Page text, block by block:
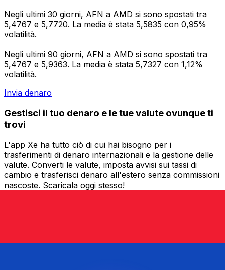
Negli ultimi 30 giorni, AFN a AMD si sono spostati tra
5,4767 e 5,7720. La media è stata 5,5835 con 0,95%
volatilità.
Negli ultimi 90 giorni, AFN a AMD si sono spostati tra
5,4767 e 5,9363. La media è stata 5,7327 con 1,12%
volatilità.
Invia denaro
Gestisci il tuo denaro e le tue valute ovunque ti
trovi
L'app Xe ha tutto ciò di cui hai bisogno per i
trasferimenti di denaro internazionali e la gestione delle
valute. Converti le valute, imposta avvisi sui tassi di
cambio e trasferisci denaro all'estero senza commissioni
nascoste. Scaricala oggi stesso!